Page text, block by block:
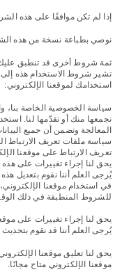
إذا لم تكن موافقًا على هذه
نوصي بطباعة نسخة من هذه
ثمة شروط أخرى قد تنطبق
تشير شروط الاستخدام هذه إلى
استخدامك لموقعنا الإلكتروني:
سياسة الخصوصية الخاصة بنا،
نجمعها منك أو تقدّمها لنا.
المعالجة وتضمن أن جميع
سياسة ملفات تعريف الارتباط
تعريف الارتباط على موقعنا
يحق لنا إجراء تغييرات على
يُرجى العلم أننا نقوم
في استخدام موقعنا
للشروط المنطبقة في ذلك
يحق لنا إجراء تغييرات على
يُرجى العلم أننا قد نقوم
يحق لنا تعليق موقعنا
موقعنا الإلكتروني متاح مجانًا.